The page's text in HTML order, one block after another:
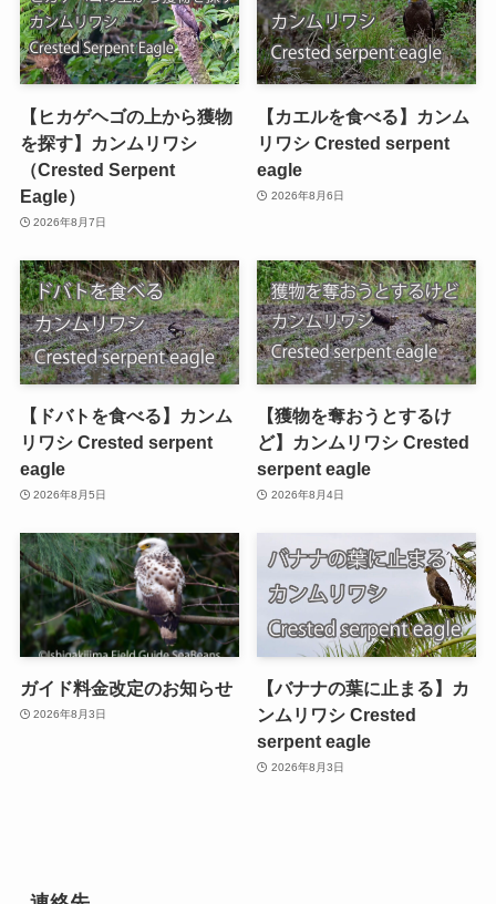
【ヒカゲヘゴの上から獲物
を探す】カンムリワシ
（Crested Serpent
Eagle）
2026年8月7日
【カエルを食べる】カンム
リワシ Crested serpent
eagle
2026年8月6日
【ドバトを食べる】カンム
リワシ Crested serpent
eagle
2026年8月5日
【獲物を奪おうとするけ
ど】カンムリワシ Crested
serpent eagle
2026年8月4日
ガイド料金改定のお知らせ
2026年8月3日
【バナナの葉に止まる】カ
ンムリワシ Crested
serpent eagle
2026年8月3日